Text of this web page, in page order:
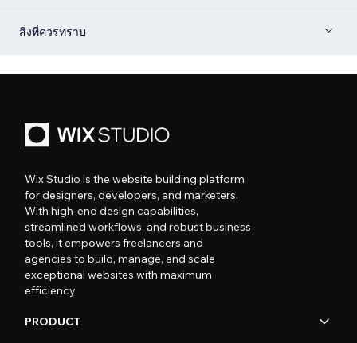
สิ่งที่ควรทราบ
Wix Studio is the website building platform
for designers, developers, and marketers.
With high-end design capabilities,
streamlined workflows, and robust business
tools, it empowers freelancers and
agencies to build, manage, and scale
exceptional websites with maximum
efficiency.
PRODUCT